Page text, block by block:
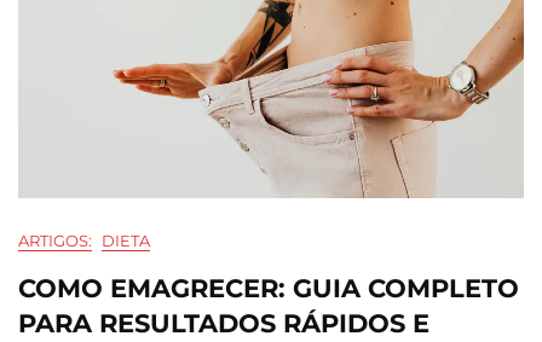
ARTIGOS: DIETA
COMO EMAGRECER: GUIA COMPLETO
PARA RESULTADOS RÁPIDOS E